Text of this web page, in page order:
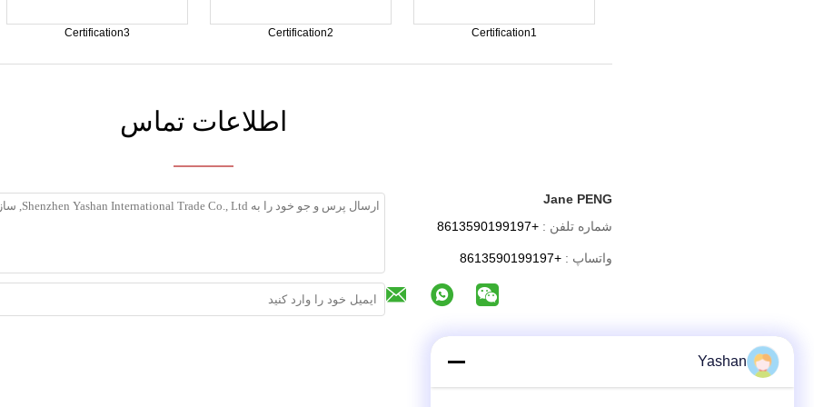
Certification1
Certification2
Certification3
اطلاعات تماس
Jane PENG
شماره تلفن : +8613590199197
واتساپ : +8613590199197
Yashan